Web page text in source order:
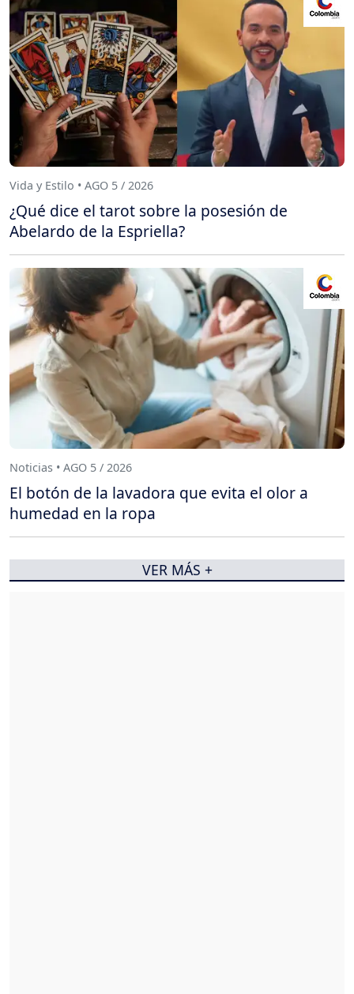
Vida y Estilo • AGO 5 / 2026
¿Qué dice el tarot sobre la posesión de
Abelardo de la Espriella?
Noticias • AGO 5 / 2026
El botón de la lavadora que evita el olor a
humedad en la ropa
VER MÁS +